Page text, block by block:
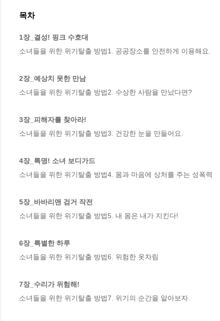
목차
1장_결성! 핑크 수호대
소녀들을 위한 위기탈출 방법1. 공공장소를 안전하게 이용해요.
2장_예상치 못한 만남
소녀들을 위한 위기탈출 방법2. 수상한 사람을 만났다면?
3장_피해자를 찾아라!
소녀들을 위한 위기탈출 방법3. 건강한 눈을 만들어요.
4장_특명! 소녀 보디가드
소녀들을 위한 위기탈출 방법4. 몸과 마음에 상처를 주는 성폭력
5장_바바리맨 검거 작전
소녀들을 위한 위기탈출 방법5. 내 몸은 내가 지킨다!
6장_특별한 하루
소녀들을 위한 위기탈출 방법6. 위험한 옷차림
7장_수리가 위험해!
소녀들을 위한 위기탈출 방법7. 위기의 순간을 알아보자.